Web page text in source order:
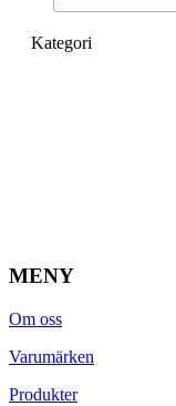
Kategori
MENY
Om oss
Varumärken
Produkter